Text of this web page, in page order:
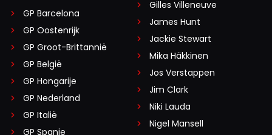
GP Barcelona
GP Oostenrijk
GP Groot-Brittannië
GP België
GP Hongarije
GP Nederland
GP Italië
GP Spanje
Gilles Villeneuve
James Hunt
Jackie Stewart
Mika Häkkinen
Jos Verstappen
Jim Clark
Niki Lauda
Nigel Mansell